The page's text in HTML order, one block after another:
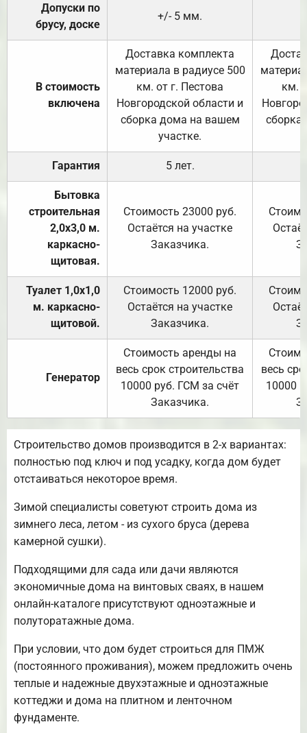
Допуски по
брусу, доске
+/- 5 мм.
В стоимость
включена
Доставка комплекта
материала в радиусе 500
км. от г. Пестова
Новгородской области и
сборка дома на вашем
участке.
км.
Гарантия 5 лет.
Бытовка
строительная
2,0х3,0 м.
каркасно-
щитовая.
Стоимость 23000 руб.
Остаётся на участке
Заказчика.
Туалет 1,0х1,0
м. каркасно-
щитовой.
Стоимость 12000 руб.
Остаётся на участке
Заказчика.
Генератор
Стоимость аренды на
весь срок строительства
10000 руб. ГСМ за счёт
Заказчика.
весь
10000
Строительство домов производится в 2-х вариантах:
полностью под ключ и под усадку, когда дом будет
отстаиваться некоторое время.
Зимой специалисты советуют строить дома из
зимнего леса, летом - из сухого бруса (дерева
камерной сушки).
Подходящими для сада или дачи являются
экономичные дома на винтовых сваях, в нашем
онлайн-каталоге присутствуют одноэтажные и
полуторатажные дома.
При условии, что дом будет строиться для ПМЖ
(постоянного проживания), можем предложить очень
теплые и надежные двухэтажные и одноэтажные
коттеджи и дома на плитном и ленточном
фундаменте.